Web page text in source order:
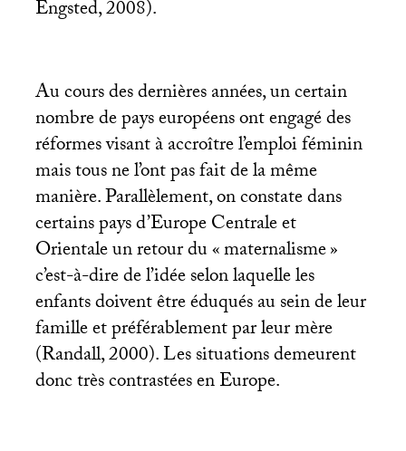
Engsted, 2008).
Au cours des dernières années, un certain
nombre de pays européens ont engagé des
réformes visant à accroître l’emploi féminin
mais tous ne l’ont pas fait de la même
manière. Parallèlement, on constate dans
certains pays d’Europe Centrale et
Orientale un retour du «maternalisme»
c’est-à-dire de l’idée selon laquelle les
enfants doivent être éduqués au sein de leur
famille et préférablement par leur mère
(Randall, 2000). Les situations demeurent
donc très contrastées en Europe.